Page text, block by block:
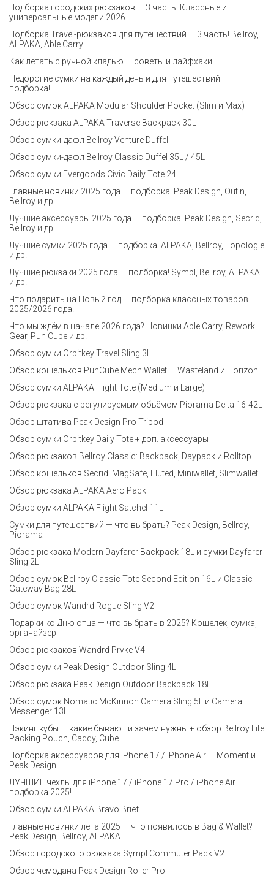
Подборка городских рюкзаков — 3 часть! Классные и
универсальные модели 2026
Подборка Travel-рюкзаков для путешествий — 3 часть! Bellroy,
ALPAKA, Able Carry
Как летать с ручной кладью — советы и лайфхаки!
Недорогие сумки на каждый день и для путешествий —
подборка!
Обзор сумок ALPAKA Modular Shoulder Pocket (Slim и Max)
Обзор рюкзака ALPAKA Traverse Backpack 30L
Обзор сумки-дафл Bellroy Venture Duffel
Обзор сумки-дафл Bellroy Classic Duffel 35L / 45L
Обзор сумки Evergoods Civic Daily Tote 24L
Главные новинки 2025 года — подборка! Peak Design, Outin,
Bellroy и др.
Лучшие аксессуары 2025 года — подборка! Peak Design, Secrid,
Bellroy и др.
Лучшие сумки 2025 года — подборка! ALPAKA, Bellroy, Topologie
и др.
Лучшие рюкзаки 2025 года — подборка! Sympl, Bellroy, ALPAKA
и др.
Что подарить на Новый год — подборка классных товаров
2025/2026 года!
Что мы ждём в начале 2026 года? Новинки Able Carry, Rework
Gear, Pun Cube и др.
Обзор сумки Orbitkey Travel Sling 3L
Обзор кошельков PunCube Mech Wallet — Wasteland и Horizon
Обзор сумки ALPAKA Flight Tote (Medium и Large)
Обзор рюкзака с регулируемым объёмом Piorama Delta 16-42L
Обзор штатива Peak Design Pro Tripod
Обзор сумки Orbitkey Daily Tote + доп. аксессуары
Обзор рюкзаков Bellroy Classic: Backpack, Daypack и Rolltop
Обзор кошельков Secrid: MagSafe, Fluted, Miniwallet, Slimwallet
Обзор рюкзака ALPAKA Aero Pack
Обзор сумки ALPAKA Flight Satchel 11L
Сумки для путешествий — что выбрать? Peak Design, Bellroy,
Piorama
Обзор рюкзака Modern Dayfarer Backpack 18L и сумки Dayfarer
Sling 2L
Обзор сумок Bellroy Classic Tote Second Edition 16L и Classic
Gateway Bag 28L
Обзор сумок Wandrd Rogue Sling V2
Подарки ко Дню отца — что выбрать в 2025? Кошелек, сумка,
органайзер
Обзор рюкзаков Wandrd Prvke V4
Обзор сумки Peak Design Outdoor Sling 4L
Обзор рюкзака Peak Design Outdoor Backpack 18L
Обзор сумок Nomatic McKinnon Camera Sling 5L и Camera
Messenger 13L
Пэкинг кубы — какие бывают и зачем нужны + обзор Bellroy Lite
Packing Pouch, Caddy, Cube
Подборка аксессуаров для iPhone 17 / iPhone Air — Moment и
Peak Design!
ЛУЧШИЕ чехлы для iPhone 17 / iPhone 17 Pro / iPhone Air —
подборка 2025!
Обзор сумки ALPAKA Bravo Brief
Главные новинки лета 2025 — что появилось в Bag & Wallet?
Peak Design, Bellroy, ALPAKA
Обзор городского рюкзака Sympl Commuter Pack V2
Обзор чемодана Peak Design Roller Pro